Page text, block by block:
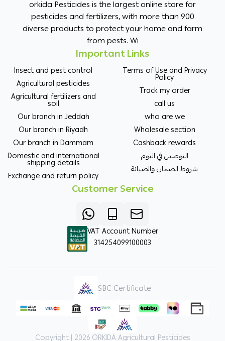
orkida Pesticides is the largest online store for
pesticides and fertilizers, with more than 900
diverse products to protect your home and farm
from pests. Wi
Important Links
Insect and pest control
Agricultural pesticides
Agricultural fertilizers and
soil
Our branch in Jeddah
Our branch in Riyadh
Our branch in Dammam
Domestic and international
shipping details
Exchange and return policy
Terms of Use and Privacy
Policy
Track my order
call us
who are we
Wholesale section
Cashback rewards
التوصيل في اليوم
شروط الضمان والصيانة
Customer Service
VAT Account Number
314254099100003
SBC Certificate
Copyright | 2026ORKIDA Agricultural Pesticides